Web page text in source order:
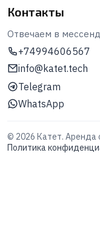
Контакты
Отвечаем в
+74994606567
info@katet.tech
Telegram
WhatsApp
© 2026 Катет. Аренда
Политика